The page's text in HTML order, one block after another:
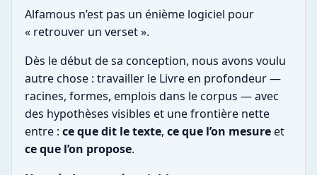
Alfamous n’est pas un énième logiciel pour
« retrouver un verset ».
Dès le début de sa conception, nous avons voulu
autre chose : travailler le Livre en profondeur —
racines, formes, emplois dans le corpus — avec
des hypothèses visibles et une frontière nette
entre : ce que dit le texte, ce que l’on mesureet
ce que l’on propose.